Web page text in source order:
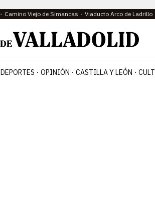
Camino Viejo de Simancas Viaducto Arco de Ladrillo
DEPORTES OPINIÓN CASTILLA Y LEÓN